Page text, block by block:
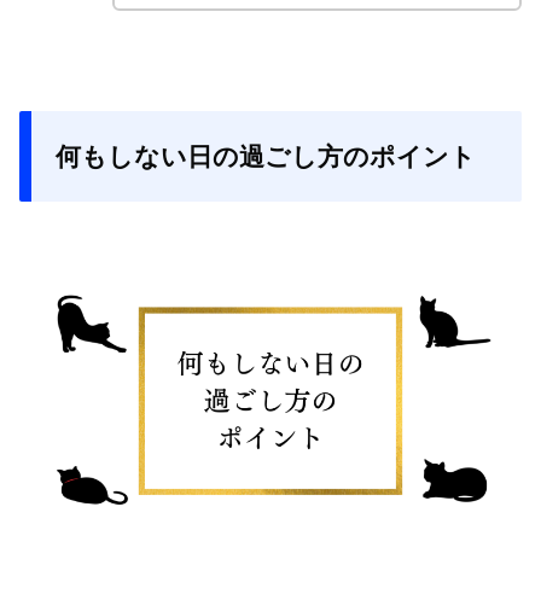
何もしない日の過ごし方のポイント